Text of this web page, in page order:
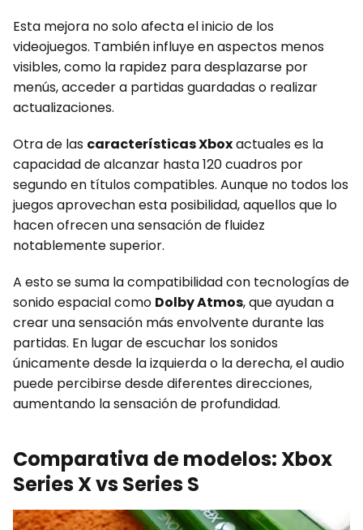
Esta mejora no solo afecta el inicio de los
videojuegos. También influye en aspectos menos
visibles, como la rapidez para desplazarse por
menús, acceder a partidas guardadas o realizar
actualizaciones.
Otra de las características Xboxactuales es la
capacidad de alcanzar hasta 120 cuadros por
segundo en títulos compatibles. Aunque no todos los
juegos aprovechan esta posibilidad, aquellos que lo
hacen ofrecen una sensación de fluidez
notablemente superior.
A esto se suma la compatibilidad con tecnologías de
sonido espacial como Dolby Atmos, que ayudan a
crear una sensación más envolvente durante las
partidas. En lugar de escuchar los sonidos
únicamente desde la izquierda o la derecha, el audio
puede percibirse desde diferentes direcciones,
aumentando la sensación de profundidad.
Comparativa de modelos: Xbox
Series X vs Series S